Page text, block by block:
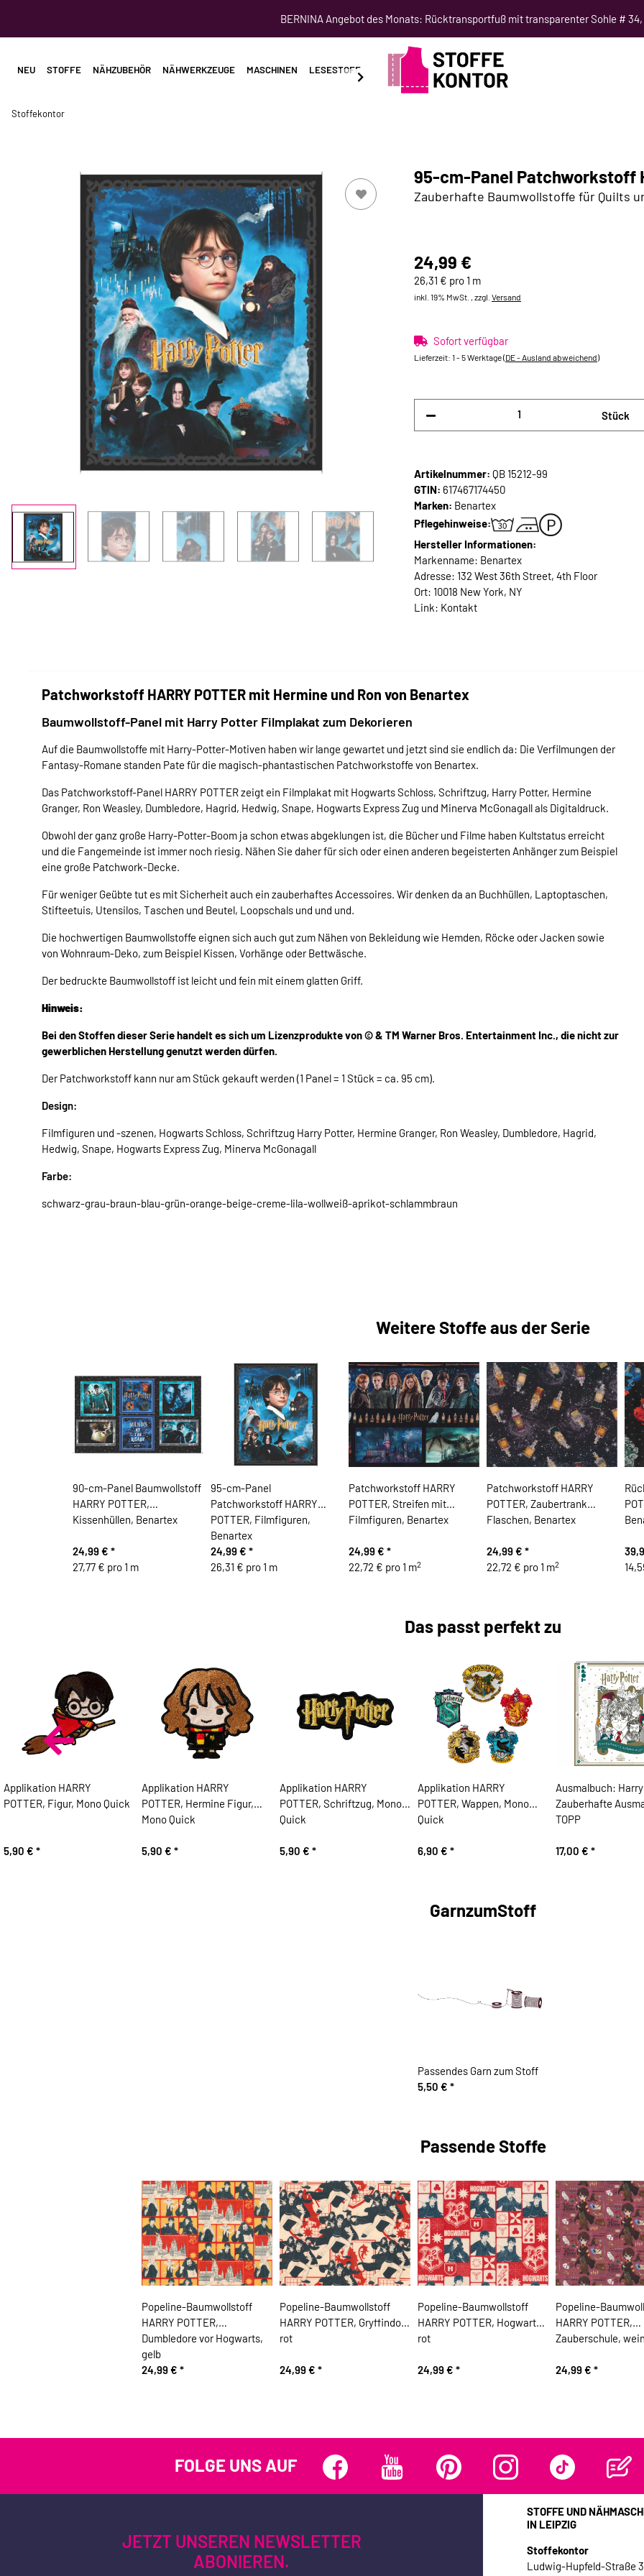
BERNINA Angebot des Monats: Rücktransportfuß mit transparenter Sohle # 34,
NEU STOFFE NÄHZUBEHÖR NÄHWERKZEUGE MASCHINEN LESESTOFF SCHNITTMUSTER NÄHKURSE
Stoffekontor
95-cm-Panel Patchworkstoff
Zauberhafte Baumwollstoffe für Quilts
24,99 €
26,31 € pro 1 m
inkl. 19% MwSt. , zzgl. Versand
Sofort verfügbar
Lieferzeit: 1 - 5 Werktage(DE - Ausland abweichend)
Stück
Artikelnummer: QB 15212-99
GTIN: 617467174450
Marken: Benartex
Pflegehinweise:
Hersteller Informationen:
Markenname: Benartex
Adresse: 132 West 36th Street, 4th Floor
Ort: 10018 New York, NY
Link: Kontakt
Patchworkstoff HARRY POTTER mit Hermine und Ron von Benartex
Baumwollstoff-Panel mit Harry Potter Filmplakat zum Dekorieren
Auf die Baumwollstoffe mit Harry-Potter-Motiven haben wir lange gewartet und jetzt sind sie endlich da: Die Verfilmungen der
Fantasy-Romane standen Pate für die magisch-phantastischen Patchworkstoffe von Benartex.
Das Patchworkstoff-Panel HARRY POTTER zeigt ein Filmplakat mit Hogwarts Schloss, Schriftzug, Harry Potter, Hermine
Granger, Ron Weasley, Dumbledore, Hagrid, Hedwig, Snape, Hogwarts Express Zug und Minerva McGonagall als Digitaldruck.
Obwohl der ganz große Harry-Potter-Boom ja schon etwas abgeklungen ist, die Bücher und Filme haben Kultstatus erreicht
und die Fangemeinde ist immer noch riesig. Nähen Sie daher für sich oder einen anderen begeisterten Anhänger zum Beispiel
eine große Patchwork-Decke.
Für weniger Geübte tut es mit Sicherheit auch ein zauberhaftes Accessoires. Wir denken da an Buchhüllen, Laptoptaschen,
Stifteetuis, Utensilos, Taschen und Beutel, Loopschals und und und.
Die hochwertigen Baumwollstoffe eignen sich auch gut zum Nähen von Bekleidung wie Hemden, Röcke oder Jacken sowie
von Wohnraum-Deko, zum Beispiel Kissen, Vorhänge oder Bettwäsche.
Der bedruckte Baumwollstoff ist leicht und fein mit einem glatten Griff.
Hinweis:
Bei den Stoffen dieser Serie handelt es sich um Lizenzprodukte von © & TM Warner Bros. Entertainment Inc., die nicht zur
gewerblichen Herstellung genutzt werden dürfen.
Der Patchworkstoff kann nur am Stück gekauft werden (1 Panel = 1 Stück = ca. 95 cm).
Design:
Filmfiguren und -szenen, Hogwarts Schloss, Schriftzug Harry Potter, Hermine Granger, Ron Weasley, Dumbledore, Hagrid,
Hedwig, Snape, Hogwarts Express Zug, Minerva McGonagall
Farbe:
schwarz-grau-braun-blau-grün-orange-beige-creme-lila-wollweiß-aprikot-schlammbraun
Weitere Stoffe aus der Serie
90-cm-Panel Baumwollstoff
HARRY POTTER,
Kissenhüllen, Benartex
24,99 € *
27,77 € pro 1 m
95-cm-Panel
Patchworkstoff HARRY
POTTER, Filmfiguren,
Benartex
24,99 € *
26,31 € pro 1 m
Patchworkstoff HARRY
POTTER, Streifen mit
Filmfiguren, Benartex
24,99 € *
22,72 € pro 1 m2
Patchworkstoff HARRY
POTTER, Zaubertrank
Flaschen, Benartex
24,99 € *
22,72 € pro 1 m2
Das passt perfekt zu
Applikation HARRY
POTTER, Figur, Mono Quick
5,90 € *
Applikation HARRY
POTTER, Hermine Figur,
Mono Quick
5,90 € *
Applikation HARRY
POTTER, Schriftzug, Mono
Quick
5,90 € *
Applikation HARRY
POTTER, Wappen, Mono
Quick
6,90 € *
Ausmalbuch:
Zauberhafte
TOPP
17,00 € *
GarnzumStoff
Passendes Garn zum Stoff
5,50 € *
Passende Stoffe
Popeline-Baumwollstoff
HARRY POTTER,
Dumbledore vor Hogwarts,
gelb
24,99 € *
Popeline-Baumwollstoff
HARRY POTTER, Gryffindor,
rot
24,99 € *
Popeline-Baumwollstoff
HARRY POTTER, Hogwarts,
rot
24,99 € *
Popeline-
HARRY POTTER,
Zauberschule,
24,99 € *
FOLGE UNS AUF
JETZT UNSEREN NEWSLETTER
ABONIEREN.
STOFFE UND
IN LEIPZIG
Stoffekontor
Ludwig-Hupfeld-Straße